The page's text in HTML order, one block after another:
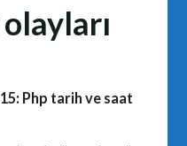
Php tarih ve saat